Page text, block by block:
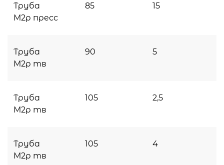
Труба
М2р пресс
85 15
Труба
М2р тв
90 5
Труба
М2р тв
105 2,5
Труба
М2р тв
105 4